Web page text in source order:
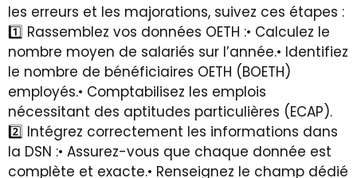
les erreurs et les majorations, suivez ces étapes :
1️⃣ Rassemblez vos données OETH :• Calculez le
nombre moyen de salariés sur l’année.• Identifiez
le nombre de bénéficiaires OETH (BOETH)
employés.• Comptabilisez les emplois
nécessitant des aptitudes particulières (ECAP).
2️⃣ Intégrez correctement les informations dans
la DSN :• Assurez-vous que chaque donnée est
complète et exacte.• Renseignez le champ dédié